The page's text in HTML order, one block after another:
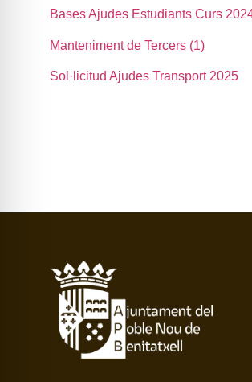
Bases Ajudes Estudiants Curs
Manteniment de Tercers (1)
Sol·licitud Ajudes Transport 2025